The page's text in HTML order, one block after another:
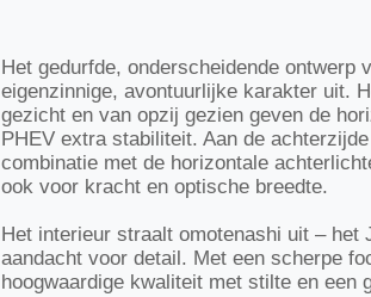
Het gedurfde, onderscheidende ontwerp
eigenzinnige, avontuurlijke karakter uit.
gezicht en van opzij gezien geven de
PHEV extra stabiliteit. Aan de
combinatie met de horizontale
ook voor kracht en optische breedte.
Het interieur straalt omotenashi uit – het
aandacht voor detail. Met een scherpe
hoogwaardige kwaliteit met stilte en een